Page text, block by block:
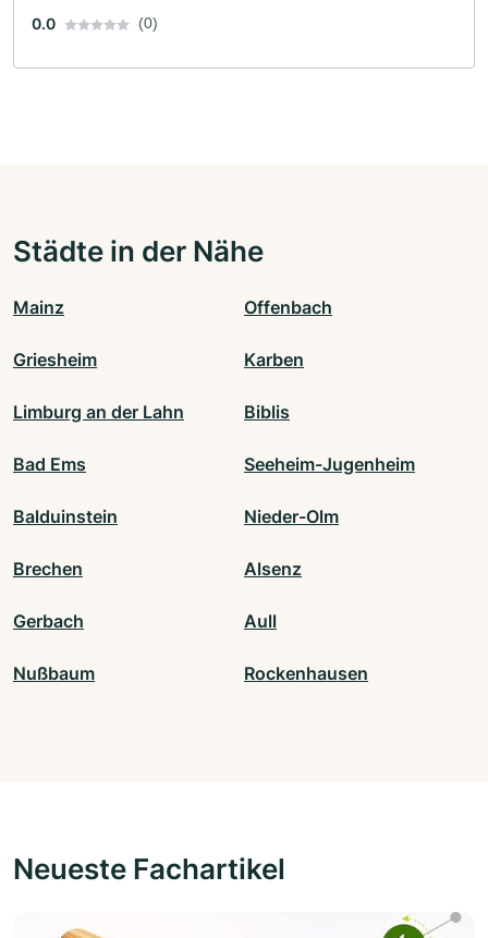
0.0
(0)
Städte in der Nähe
Mainz Offenbach
Griesheim Karben
Limburg an der Lahn Biblis
Bad Ems Seeheim-Jugenheim
Balduinstein Nieder-Olm
Brechen Alsenz
Gerbach Aull
Nußbaum Rockenhausen
Neueste Fachartikel